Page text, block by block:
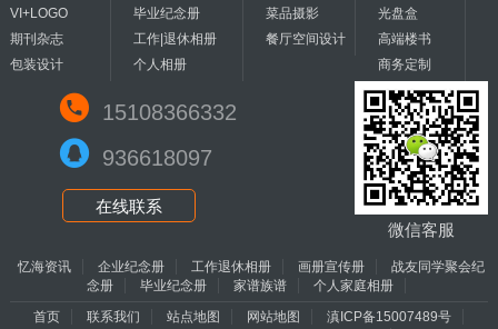
VI+LOGO
期刊杂志
包装设计
毕业纪念册
工作|退休相册
个人相册
菜品摄影
餐厅空间设计
光盘盒
高端楼书
商务定制
15108366332
936618097
在线联系
微信客服
忆海资讯 企业纪念册 工作退休相册 画册宣传册
战友同学聚会纪
念册
毕业纪念册 家谱族谱
个人家庭相册
首页
联系我们 站点地图 网站地图
滇ICP备15007489号